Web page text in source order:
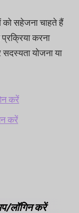
को सहेजना चाहते हैं
करना
सदस्यता योजना या
करें
करें
लॉगिन करें